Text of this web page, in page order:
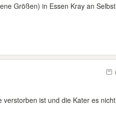
Größen) in Essen Kray an
verstorben ist und die Kater es